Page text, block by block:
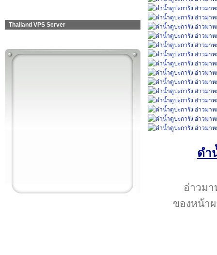
Thailand VPS Server
ดำ
อ่าวมา
ของหน้า